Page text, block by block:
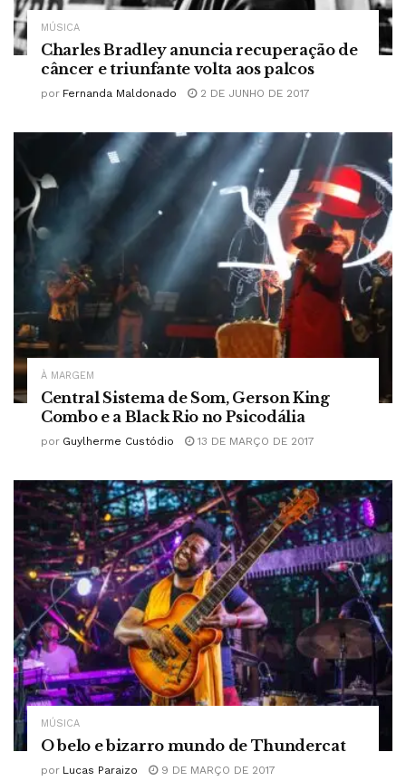
MÚSICA
Charles Bradley anuncia recuperação de
câncer e triunfante volta aos palcos
por Fernanda Maldonado 2 DE JUNHO DE 2017
À MARGEM
Central Sistema de Som, Gerson King
Combo e a Black Rio no Psicodália
por Guylherme Custódio 13 DE MARÇO DE 2017
MÚSICA
O belo e bizarro mundo de Thundercat
por Lucas Paraizo 9 DE MARÇO DE 2017